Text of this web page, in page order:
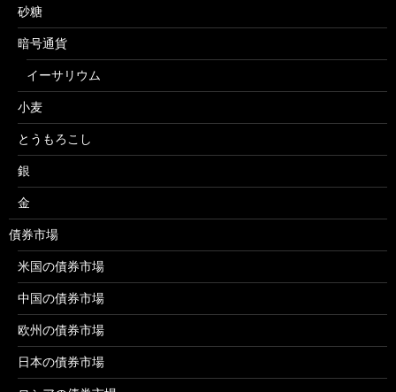
砂糖
暗号通貨
イーサリウム
小麦
とうもろこし
銀
金
債券市場
米国の債券市場
中国の債券市場
欧州の債券市場
日本の債券市場